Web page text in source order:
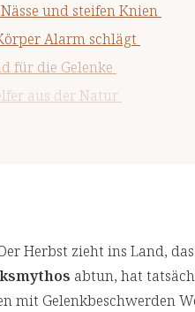
und steifen Knien
Alarm schlägt
für die Gelenke
aus der Natur
wertvoll sind zudem
Herbst zieht ins Land,
abtun, hat
mit Gelenkbeschwerden